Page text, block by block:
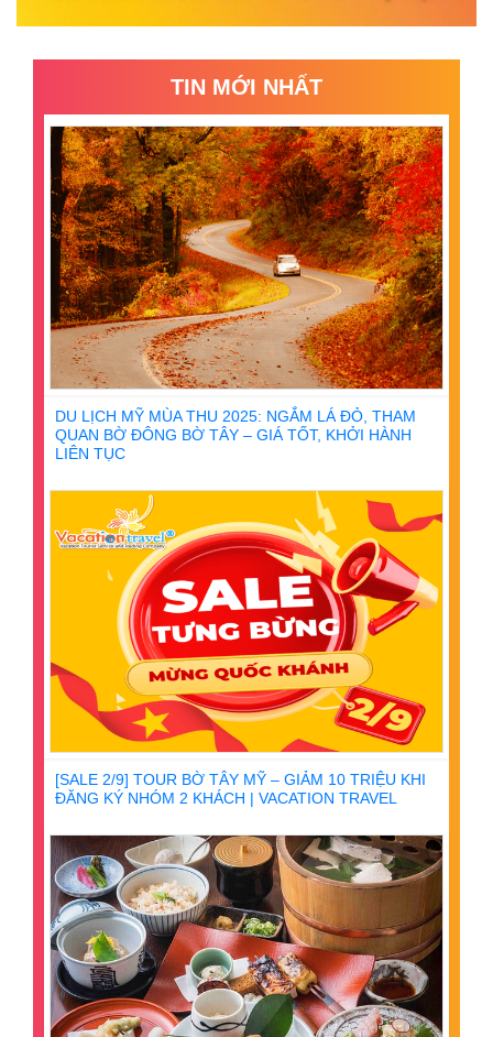
TIN MỚI NHẤT
DU LỊCH MỸ MÙA THU 2025: NGẮM LÁ ĐỎ, THAM
QUAN BỜ ĐÔNG BỜ TÂY – GIÁ TỐT, KHỞI HÀNH
LIÊN TỤC
[SALE 2/9] TOUR BỜ TÂY MỸ – GIẢM 10 TRIỆU KHI
ĐĂNG KÝ NHÓM 2 KHÁCH | VACATION TRAVEL